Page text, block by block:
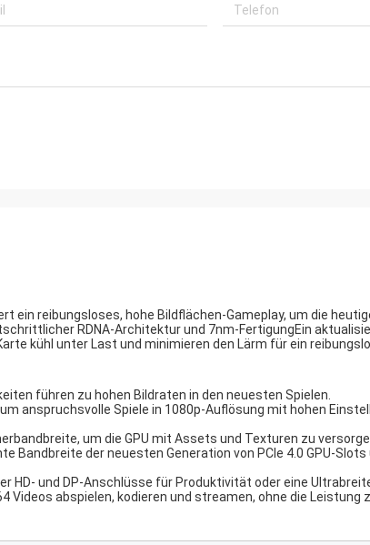
ein reibungsloses, hohe Bildflächen-Gameplay, um die
RDNA-Architektur und 7nm-FertigungEin
kühl unter Last und minimieren den Lärm für ein
führen zu hohen Bildraten in den neuesten Spielen.
anspruchsvolle Spiele in 1080p-Auflösung mit hohen
um die GPU mit Assets und Texturen zu
Bandbreite der neuesten Generation von PCIe 4.0 GPU-Slots
HD- und DP-Anschlüsse für Produktivität oder eine
Videos abspielen, kodieren und streamen, ohne die Leistung